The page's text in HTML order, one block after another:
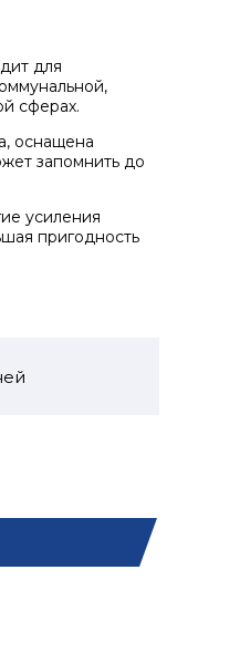
для
сферах.
оснащена
запомнить до
усиления
пригодность